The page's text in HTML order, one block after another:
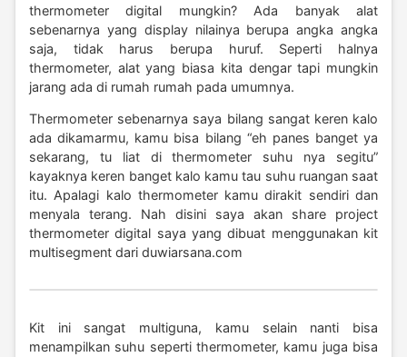
thermometer digital mungkin? Ada banyak alat
sebenarnya yang display nilainya berupa angka angka
saja, tidak harus berupa huruf. Seperti halnya
thermometer, alat yang biasa kita dengar tapi mungkin
jarang ada di rumah rumah pada umumnya.
Thermometer sebenarnya saya bilang sangat keren kalo
ada dikamarmu, kamu bisa bilang “eh panes banget ya
sekarang, tu liat di thermometer suhu nya segitu”
kayaknya keren banget kalo kamu tau suhu ruangan saat
itu. Apalagi kalo thermometer kamu dirakit sendiri dan
menyala terang. Nah disini saya akan share project
thermometer digital saya yang dibuat menggunakan kit
multisegment dari duwiarsana.com
Kit ini sangat multiguna, kamu selain nanti bisa
menampilkan suhu seperti thermometer, kamu juga bisa